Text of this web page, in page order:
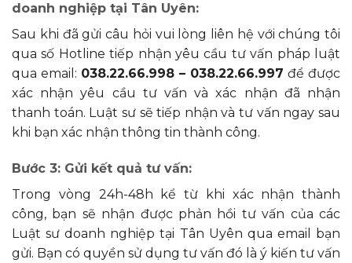
doanh nghiệp tại Tân Uyên:
Sau khi đã gửi câu hỏi vui lòng liên hệ với chúng tôi
qua số Hotline tiếp nhận yêu cầu tư vấn pháp luật
qua email: 038.22.66.998 – 038.22.66.997 để được
xác nhận yêu cầu tư vấn và xác nhận đã nhận
thanh toán. Luật sư sẽ tiếp nhận và tư vấn ngay sau
khi bạn xác nhận thông tin thành công.
Bước 3: Gửi kết quả tư vấn:
Trong vòng 24h-48h kể từ khi xác nhận thành
công, bạn sẽ nhận được phản hồi tư vấn của các
Luật sư doanh nghiệp tại Tân Uyên qua email bạn
gửi. Bạn có quyền sử dụng tư vấn đó là ý kiến tư vấn